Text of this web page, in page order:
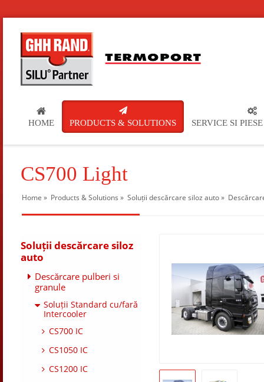
HOME PRODUCTS & SOLUTIONS SERVICE SI
CS700 Light
Home » Products & Solutions » Soluții descărcare siloz auto»
Soluții descărcare siloz
auto
Descărcare pulberi si
granule
Soluții Standard cu/fară
Intercooler
CS700 IC
CS1050 IC
CS1200 IC